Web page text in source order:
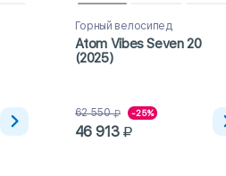
Горный велосипед
Atom Vibes Seven 20
(2025)
62 550 -25%
46 913